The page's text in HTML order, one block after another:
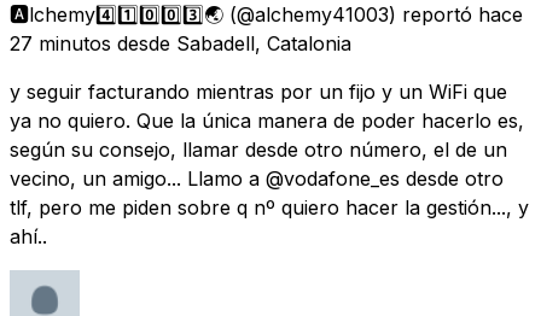
🅰️lchemy4️⃣1️⃣0️⃣0️⃣3️⃣🌏 (@alchemy41003) reportó hace
27 minutos desde Sabadell, Catalonia
y seguir facturando mientras por un fijo y un WiFi que
ya no quiero. Que la única manera de poder hacerlo es,
según su consejo, llamar desde otro número, el de un
vecino, un amigo... Llamo a @vodafone_es desde otro
tlf, pero me piden sobre q nº quiero hacer la gestión..., y
ahí..